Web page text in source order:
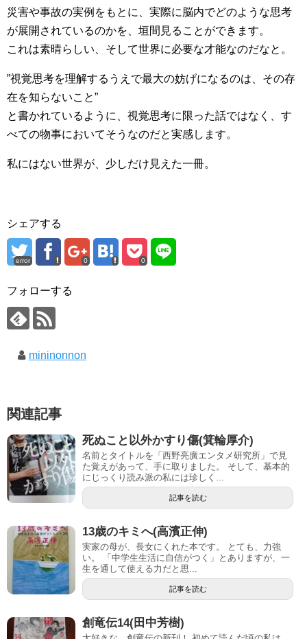
災害や事故の実例をもとに、実際に脳内でどのような思考
が展開されているのかを、垣間見ることができます。
これは素晴らしい、そして世界に必要な才能なのだなと。
”視覚思考を理解するうえで最大の妨げになるのは、その存
在を知らないこと”
と書かれているように、視覚思考に限った話ではなく、す
べての物事においてそうなのだと実感します。
私にはない世界が、少しだけ見えた一冊。
シェアする
error 0 0
フォローする
mininonnon
関連記事
死ぬこと以外かすり傷(箕輪厚介)
名前とタイトルを「西野亮廣エンタメ研究所」で見
た覚えがあって、手に取りました。 そして、基本的
にじっくり読み派の私には珍しく...
記事を読む
13歳のキミへ(高濱正伸)
実家の母が、長女にくれた本です。 とても、力強
い。 「中学生生活に自信がつく」とありますが、一
生を通して使える力だと思...
記事を読む
創竜伝14(田中芳樹)